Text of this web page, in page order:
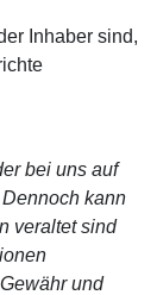
Inhaber sind,
bei uns auf
kann
veraltet sind
und